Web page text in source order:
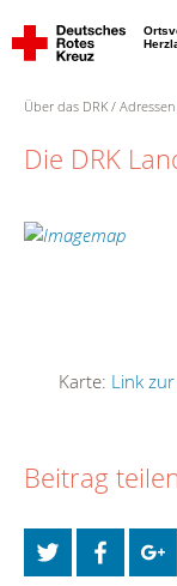
Über das DRK Adressen
Die DRK
Karte: Link
Beitrag